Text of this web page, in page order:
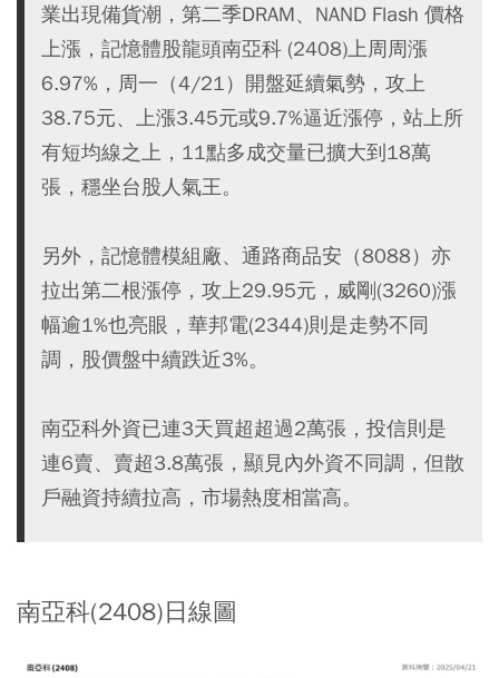
業出現備貨潮，第二季DRAM、NAND Flash 價格
上漲，記憶體股龍頭南亞科 (2408)上周周漲
6.97%，周一（4/21）開盤延續氣勢，攻上
38.75元、上漲3.45元或9.7%逼近漲停，站上所
有短均線之上，11點多成交量已擴大到18萬
張，穩坐台股人氣王。
另外，記憶體模組廠、通路商品安（8088）亦
拉出第二根漲停，攻上29.95元，威剛(3260)漲
幅逾1%也亮眼，華邦電(2344)則是走勢不同
調，股價盤中續跌近3%。
南亞科外資已連3天買超超過2萬張，投信則是
連6賣、賣超3.8萬張，顯見內外資不同調，但散
戶融資持續拉高，市場熱度相當高。
南亞科(2408)日線圖